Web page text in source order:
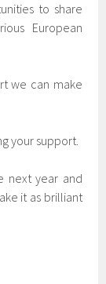
to share
European
we can make
your support.
next year and
it as brilliant